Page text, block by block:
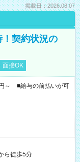
掲載日：2026.08.07
契約状況の
面接OK
～ ■給与の前払いが可
ら徒歩5分